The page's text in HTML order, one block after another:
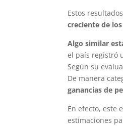
Estos
creciente de
Algo similar
el país registró
Según su
De manera
ganancias de
En efecto, este
estimaciones